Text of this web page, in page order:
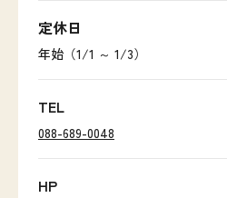
定休日
年始（1/1 ～ 1/3）
TEL
088-689-0048
HP